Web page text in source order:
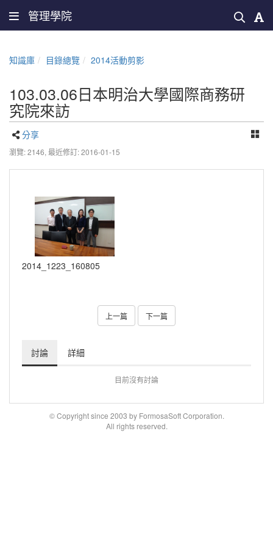
管理學院
知識庫 目錄總覽 2014活動剪影
103.03.06日本明治大學國際商務研
究院來訪
分享
瀏覽: 2146, 最近修訂: 2016-01-15
2014_1223_160805
上一篇 下一篇
討論 詳細
目前沒有討論
© Copyright since 2003 by FormosaSoft Corporation.
All rights reserved.